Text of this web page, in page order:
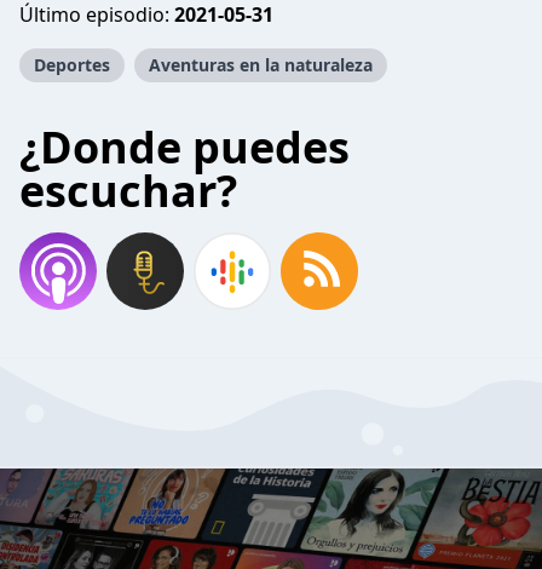
Último episodio: 2021-05-31
Deportes Aventuras en la naturaleza
¿Donde puedes
escuchar?